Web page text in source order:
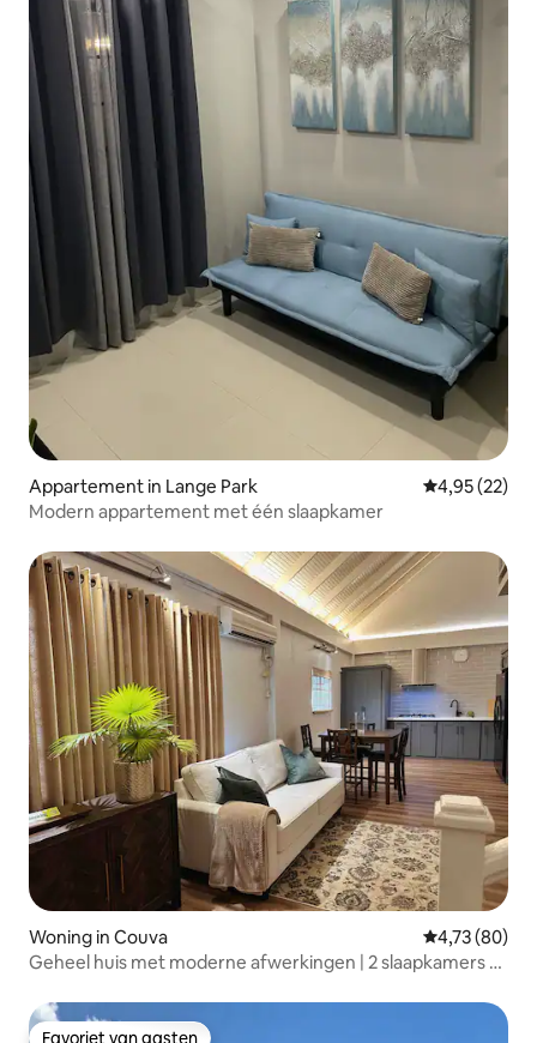
Appartement in Lange Park Gemiddelde
4,95 (22)
Modern appartement met één slaapkamer
Woning in Couva Gemiddelde
4,73 (80)
Geheel huis met moderne afwerkingen | 2 slaapkamers /
Favoriet van gasten